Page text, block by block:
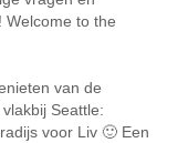
Welcome to the
van de
Seattle:
voor Liv 🙂 Een